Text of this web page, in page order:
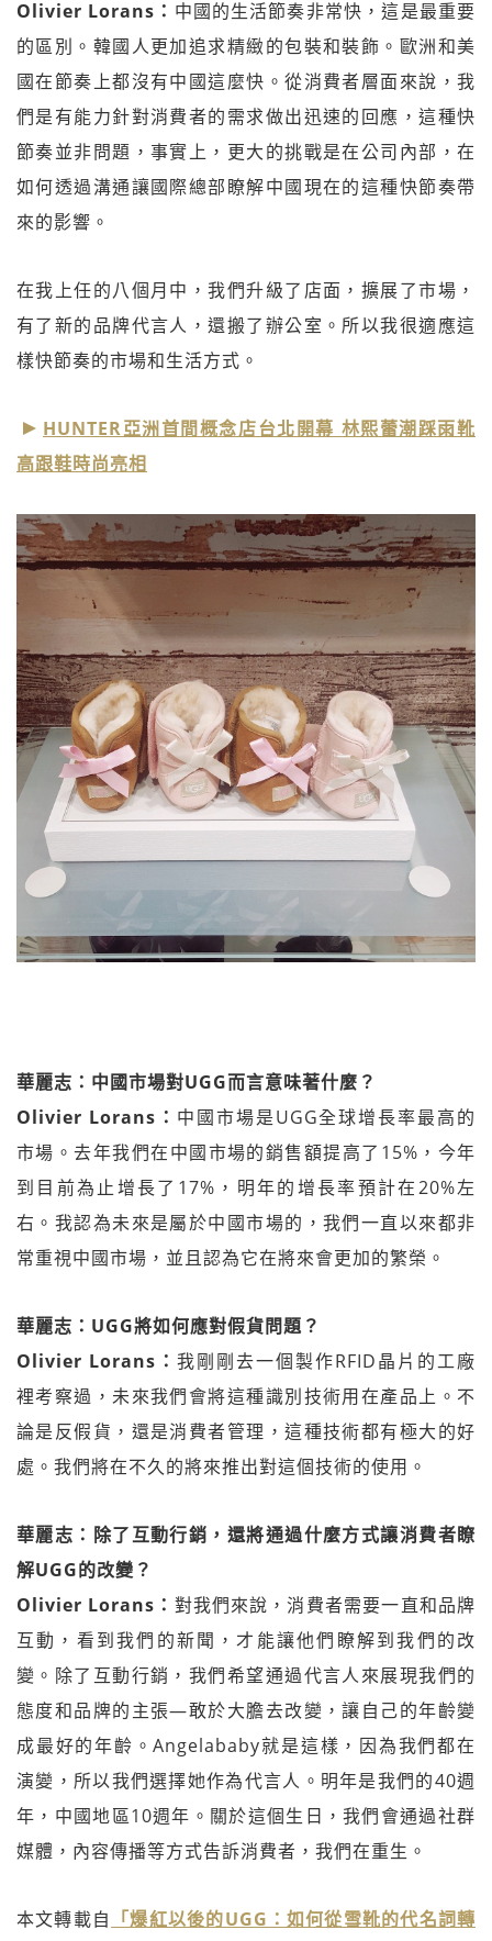
Olivier Lorans： 中國的生活節奏非常快，這是最重要
的區別。韓國人更加追求精緻的包裝和裝飾。歐洲和美
國在節奏上都沒有中國這麼快。從消費者層面來說，我
們是有能力針對消費者的需求做出迅速的回應，這種快
節奏並非問題，事實上，更大的挑戰是在公司內部，在
如何透過溝通讓國際總部瞭解中國現在的這種快節奏帶
來的影響。
在我上任的八個月中，我們升級了店面，擴展了市場，
有了新的品牌代言人，還搬了辦公室。所以我很適應這
樣快節奏的市場和生活方式。
HUNTER亞洲首間概念店台北開幕 林熙蕾潮踩雨靴
高跟鞋時尚亮相
華麗志：中國市場對UGG而言意味著什麼？
Olivier Lorans： 中國市場是UGG全球增長率最高的
市場。去年我們在中國市場的銷售額提高了15%，今年
到目前為止增長了17%，明年的增長率預計在20%左
右。我認為未來是屬於中國市場的，我們一直以來都非
常重視中國市場，並且認為它在將來會更加的繁榮。
華麗志：UGG將如何應對假貨問題？
Olivier Lorans： 我剛剛去一個製作RFID晶片的工廠
裡考察過，未來我們會將這種識別技術用在產品上。不
論是反假貨，還是消費者管理，這種技術都有極大的好
處。我們將在不久的將來推出對這個技術的使用。
華麗志：除了互動行銷，還將通過什麼方式讓消費者瞭
解UGG的改變？
Olivier Lorans： 對我們來說，消費者需要一直和品牌
互動，看到我們的新聞，才能讓他們瞭解到我們的改
變。除了互動行銷，我們希望通過代言人來展現我們的
態度和品牌的主張—敢於大膽去改變，讓自己的年齡變
成最好的年齡。Angelababy就是這樣，因為我們都在
演變，所以我們選擇她作為代言人。明年是我們的40週
年，中國地區10週年。關於這個生日，我們會通過社群
媒體，內容傳播等方式告訴消費者，我們在重生。
本文轉載自 「爆紅以後的UGG：如何從雪靴的代名詞轉